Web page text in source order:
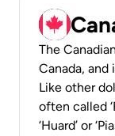
The
Canada, and
Like other
often called
‘Huard’ or